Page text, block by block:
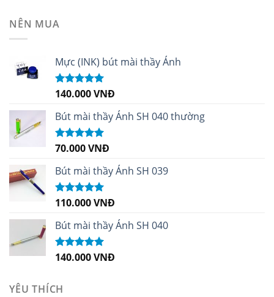
NÊN MUA
Mực (INK) bút mài thầy Ánh
Được xếp
sao
140.000VNĐ
Bút mài thầy Ánh SH 040 thường
Được xếp
sao
70.000VNĐ
Bút mài thầy Ánh SH 039
Được xếp
sao
110.000VNĐ
Bút mài thầy Ánh SH 040
Được xếp
140.000VNĐ
YÊU THÍCH